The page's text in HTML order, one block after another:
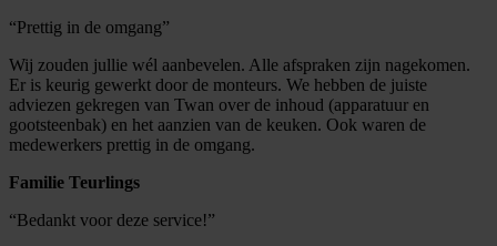
“Prettig in de omgang”
Wij zouden jullie wél aanbevelen. Alle afspraken zijn nagekomen.
Er is keurig gewerkt door de monteurs. We hebben de juiste
adviezen gekregen van Twan over de inhoud (apparatuur en
gootsteenbak) en het aanzien van de keuken. Ook waren de
medewerkers prettig in de omgang.
Familie Teurlings
“Bedankt voor deze service!”